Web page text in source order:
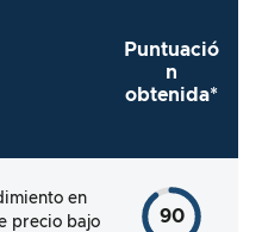
Puntuació
n
obtenida*
en
precio bajo
90